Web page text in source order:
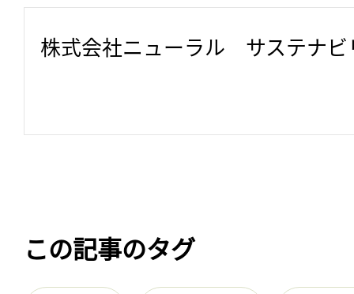
株式会社ニューラル　サステナ
この記事のタグ